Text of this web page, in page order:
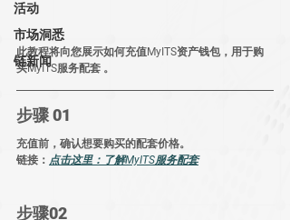
活动
市场洞悉
链新闻
此教程将向您展示如何充值MyITS资产钱包，用于购
买MyITS服务配套 。
步骤 01
充值前，确认想要购买的配套价格。
链接： 点击这里：了解MyITS服务配套
步骤02